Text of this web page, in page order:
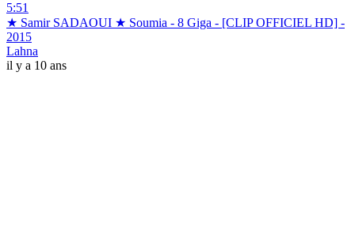
5:51
★ Samir SADAOUI ★ Soumia - 8 Giga - [CLIP OFFICIEL HD] -
2015
Lahna
il y a 10 ans